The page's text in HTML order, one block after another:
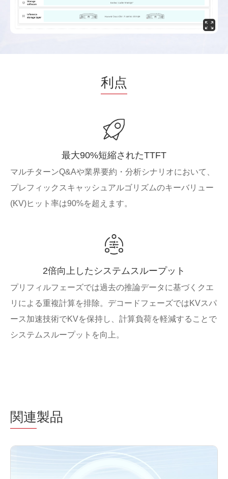
利点
最大90%短縮されたTTFT
マルチターンQ&Aや業界要約・分析シナリオにおいて、
プレフィックスキャッシュアルゴリズムのキーバリュー
(KV)ヒット率は90%を超えます。
2倍向上したシステムスループット
プリフィルフェーズでは過去の推論データに基づくクエ
リによる重複計算を排除。デコードフェーズではKVスパ
ース加速技術でKVを保持し、計算負荷を軽減することで
システムスループットを向上。
関連製品